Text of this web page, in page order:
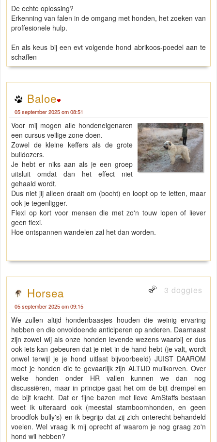
De echte oplossing?
Erkenning van falen in de omgang met honden, het zoeken van
proffesionele hulp.
En als keus bij een evt volgende hond abrikoos-poedel aan te
schaffen
Baloe
05 september 2025 om 08:51
Voor mij mogen alle hondeneigenaren
een cursus veilige zone doen.
Zowel de kleine keffers als de grote
bulldozers.
Je hebt er niks aan als je een groep
uitsluit omdat dan het effect niet
gehaald wordt.
Dus niet jij alleen draait om (bocht) en loopt op te letten, maar
ook je tegenligger.
Flexi op kort voor mensen die met zo'n touw lopen of liever
geen flexi.
Hoe ontspannen wandelen zal het dan worden.
Horsea 3 doggies
05 september 2025 om 09:15
We zullen altijd hondenbaasjes houden die weinig ervaring
hebben en die onvoldoende anticiperen op anderen. Daarnaast
zijn zowel wij als onze honden levende wezens waarbij er dus
ook iets kan gebeuren dat je niet in de hand hebt (je valt, wordt
onwel terwijl je je hond uitlaat bijvoorbeeld) JUIST DAAROM
moet je honden die te gevaarlijk zijn ALTIJD muilkorven. Over
welke honden onder HR vallen kunnen we dan nog
discussiëren, maar in principe gaat het om de bijt drempel en
de bijt kracht. Dat er fijne bazen met lieve AmStaffs bestaan
weet ik uiteraard ook (meestal stamboomhonden, en geen
broodfok bully's) en ik begrijp dat zij zich onterecht behandeld
voelen. Wel vraag ik mij oprecht af waarom je nog graag zo'n
hond wil hebben?